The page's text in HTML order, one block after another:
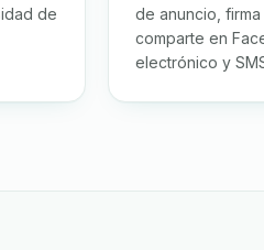
de
de anuncio,
comparte en
electrónico y